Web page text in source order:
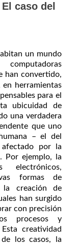
caso del
un mundo
han convertido,
herramientas
para el
ubicuidad de
una verdadera
que uno
– el del
por la
Por ejemplo, la
electrónicos,
formas de
la creación de
han surgido
con precisión
procesos y
creatividad
los casos, la